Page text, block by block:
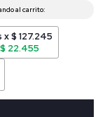
x $ 127.245
22.455